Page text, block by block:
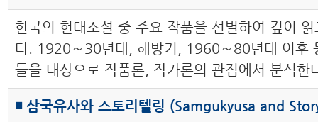
한국의 현대소설 중 주요 작품을 선별하여 깊이
다. 1920∼30년대, 해방기, 1960∼80년대 이후
들을 대상으로 작품론, 작가론의 관점에서 분석한
◾ 삼국유사와 스토리텔링 (Samgukyusa and